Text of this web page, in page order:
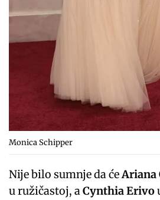
Monica Schipper
Nije bilo sumnje da ćeAriana
u ružičastoj, aCynthia Erivo